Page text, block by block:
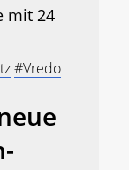
mit 24
#Vredo